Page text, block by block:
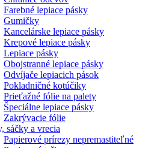
Farebné lepiace pásky
Gumičky
Kancelárske lepiace pásky
Krepové lepiace pásky
Lepiace pásky
Obojstranné lepiace pásky
Odvíjače lepiacich pások
Pokladničné kotúčiky
Prieťažné fólie na palety
Špeciálne lepiace pásky
Zakrývacie fólie
sáčky a vrecia
Papierové prírezy nepremastiteľné